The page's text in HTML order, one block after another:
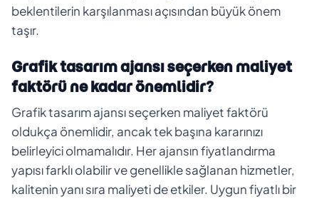
beklentilerin karşılanması açısından büyük önem
taşır.
Grafik tasarım ajansı seçerken maliyet
faktörü ne kadar önemlidir?
Grafik tasarım ajansı seçerken maliyet faktörü
oldukça önemlidir, ancak tek başına kararınızı
belirleyici olmamalıdır. Her ajansın fiyatlandırma
yapısı farklı olabilir ve genellikle sağlanan hizmetler,
kalitenin yanı sıra maliyeti de etkiler. Uygun fiyatlı bir